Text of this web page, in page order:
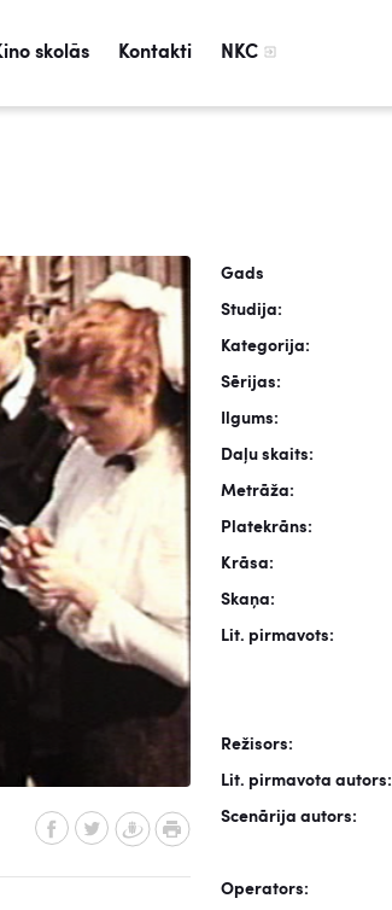
skolās Kontakti NKC
Gads
Studija:
Kategorija:
Sērijas:
Ilgums:
Daļu skaits:
Metrāža:
Platekrāns:
Krāsa:
Skaņa:
Lit. pirmavots:
Režisors:
Lit. pirmavota autors:
Scenārija autors:
Operators: